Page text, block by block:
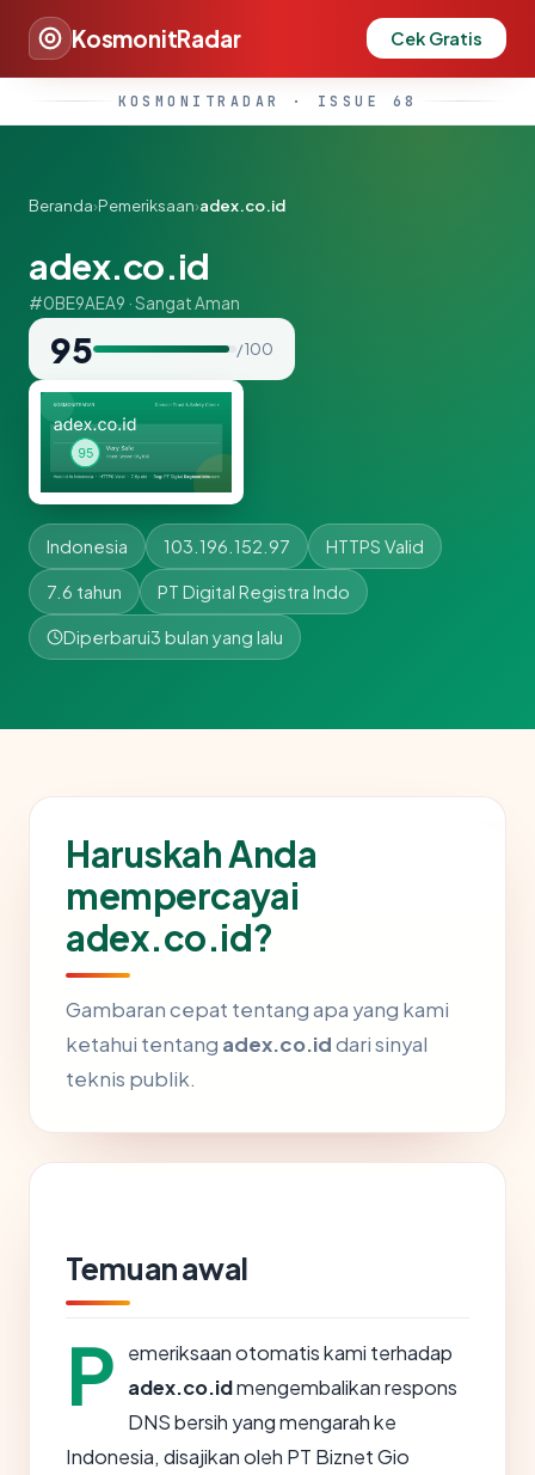
KosmonitRadar Cek Gratis
KOSMONITRADAR · ISSUE 68
Beranda›Pemeriksaan›adex.co.id
adex.co.id
#0BE9AEA9 · Sangat Aman
95 / 100
Indonesia 103.196.152.97 HTTPS Valid
7.6 tahun PT Digital Registra Indo
Diperbarui3 bulan yang lalu
Haruskah Anda
mempercayai
adex.co.id?
Gambaran cepat tentang apa yang kami
ketahui tentang adex.co.iddari sinyal
teknis publik.
Temuan awal
P
emeriksaan otomatis kami terhadap
adex.co.idmengembalikan respons
DNS bersih yang mengarah ke
Indonesia, disajikan oleh PT Biznet Gio